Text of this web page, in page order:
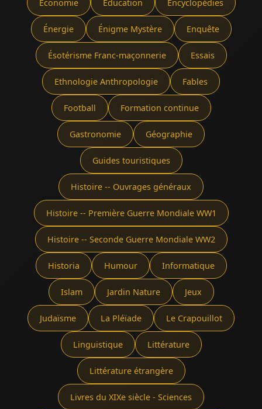
Économie Éducation Encyclopédies
Énergie Énigme Mystère Enquête
Ésotérisme Franc-maçonnerie Essais
Ethnologie Anthropologie Fables
Football Formation continue
Gastronomie Géographie
Guides touristiques
Histoire -- Ouvrages généraux
Histoire -- Première Guerre Mondiale WW1
Histoire -- Seconde Guerre Mondiale WW2
Historia Humour Informatique
Islam Jardin Nature Jeux
Judaïsme La Pléïade Le Crapouillot
Linguistique Littérature
Littérature étrangère
Livres du XIXe siècle - Sciences